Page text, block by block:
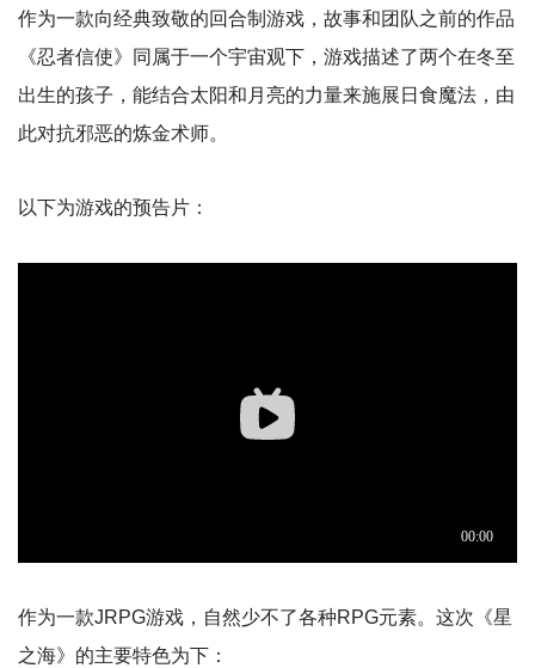
作为一款向经典致敬的回合制游戏，故事和团队之前的作品
《忍者信使》同属于一个宇宙观下，游戏描述了两个在冬至
出生的孩子，能结合太阳和月亮的力量来施展日食魔法，由
此对抗邪恶的炼金术师。
以下为游戏的预告片：
作为一款JRPG游戏，自然少不了各种RPG元素。这次《星
之海》的主要特色为下：